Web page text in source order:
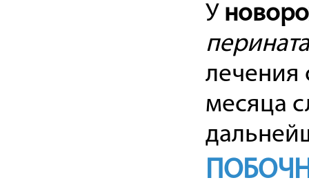
У
лечения
месяца